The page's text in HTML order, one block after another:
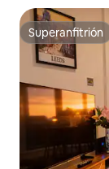
Superanfitrión
Superanfitrión